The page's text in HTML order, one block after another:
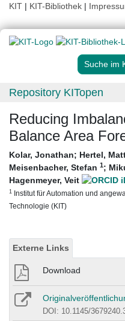
KIT | KIT-Bibliothek |
Suche im
Repository KITopen
Reducing
Balance Area
Kolar, Jonathan; Hertel,
Meisenbacher, Stefan 1;
Hagenmeyer, Veit
1 Institut für Automation und
Technologie (KIT)
Externe Links
Download
DOI: 10.1145/